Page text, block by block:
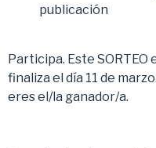
publicación
Participa. Este SORTEO
finaliza el día 11 de
eres el/la ganador/a.